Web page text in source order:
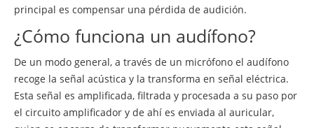
principal es compensar una pérdida de audición.
¿Cómo funciona un audífono?
De un modo general, a través de un micrófono el audífono
recoge la señal acústica y la transforma en señal eléctrica.
Esta señal es amplificada, filtrada y procesada a su paso por
el circuito amplificador y de ahí es enviada al auricular,